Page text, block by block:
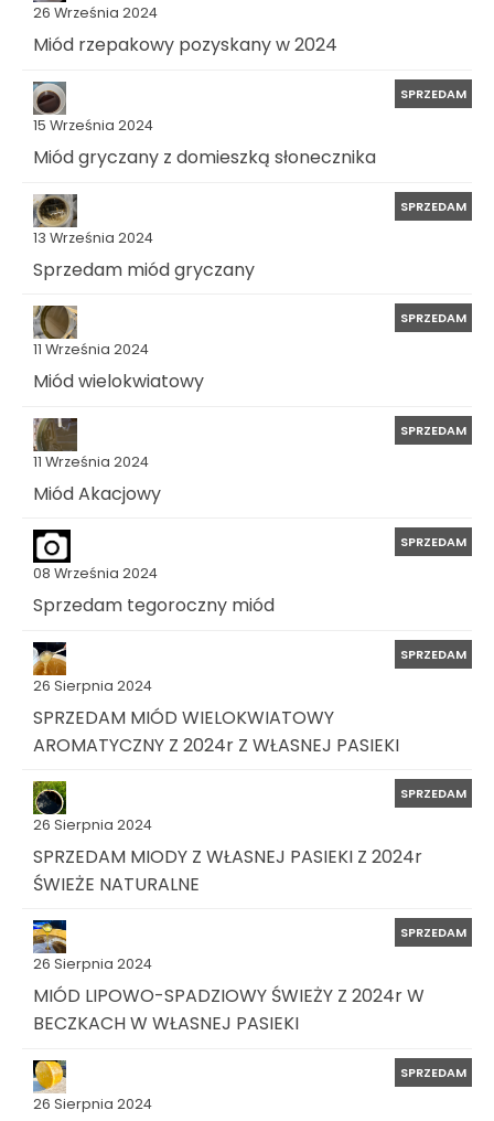
26 Września 2024
Miód rzepakowy pozyskany w 2024
15 Września 2024
SPRZEDAM
Miód gryczany z domieszką słonecznika
13 Września 2024
SPRZEDAM
Sprzedam miód gryczany
11 Września 2024
SPRZEDAM
Miód wielokwiatowy
11 Września 2024
SPRZEDAM
Miód Akacjowy
08 Września 2024
SPRZEDAM
Sprzedam tegoroczny miód
26 Sierpnia 2024
SPRZEDAM
SPRZEDAM MIÓD WIELOKWIATOWY
AROMATYCZNY Z 2024r Z WŁASNEJ PASIEKI
26 Sierpnia 2024
SPRZEDAM
SPRZEDAM MIODY Z WŁASNEJ PASIEKI Z 2024r
ŚWIEŻE NATURALNE
26 Sierpnia 2024
SPRZEDAM
MIÓD LIPOWO-SPADZIOWY ŚWIEŻY Z 2024r W
BECZKACH W WŁASNEJ PASIEKI
26 Sierpnia 2024
SPRZEDAM